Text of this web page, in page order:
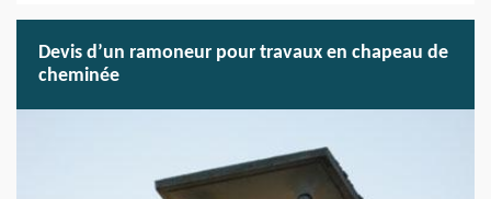
Devis d’un ramoneur pour travaux en chapeau de
cheminée